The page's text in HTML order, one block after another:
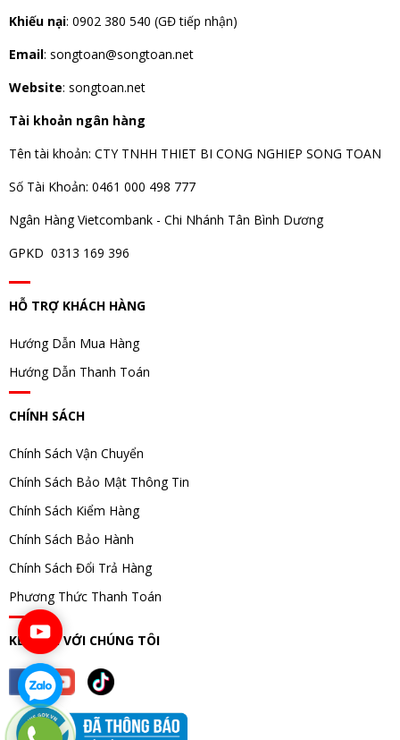
Khiếu nại: 0902 380 540 (GĐ tiếp nhận)
Email: songtoan@songtoan.net
Website: songtoan.net
Tài khoản ngân hàng
Tên tài khoản: CTY TNHH THIET BI CONG NGHIEP SONG TOAN
Số Tài Khoản: 0461 000 498 777
Ngân Hàng Vietcombank - Chi Nhánh Tân Bình Dương
GPKD 0313 169 396
HỖ TRỢ KHÁCH HÀNG
Hướng Dẫn Mua Hàng
Hướng Dẫn Thanh Toán
CHÍNH SÁCH
Chính Sách Vận Chuyển
Chính Sách Bảo Mật Thông Tin
Chính Sách Kiểm Hàng
Chính Sách Bảo Hành
Chính Sách Đổi Trả Hàng
Phương Thức Thanh Toán
KẾT NỐI VỚI CHÚNG TÔI